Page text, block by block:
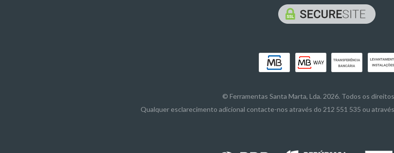
© Ferramentas Santa Marta, Lda. 2026. Todos os
Qualquer esclarecimento adicional contacte-nos através do 212 551 535 ou